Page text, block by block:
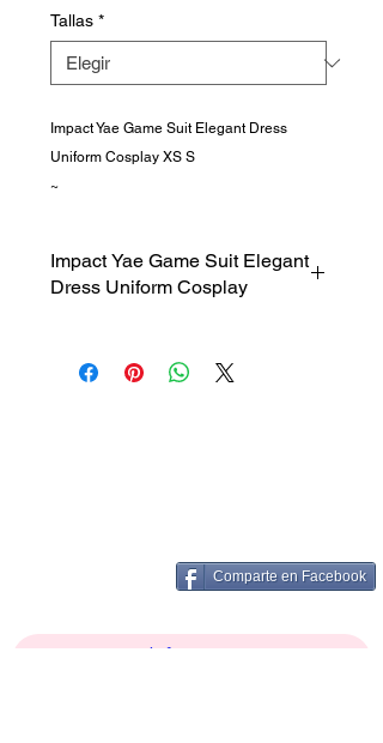
Tallas *
Impact Yae Game Suit Elegant Dress
Uniform Cosplay XS S
~
Impact Yae Game Suit Elegant
Dress Uniform Cosplay
Comparte en Facebook